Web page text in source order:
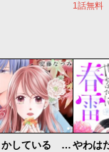
1話無料
私たちはどうかしている 妻恋いやわは